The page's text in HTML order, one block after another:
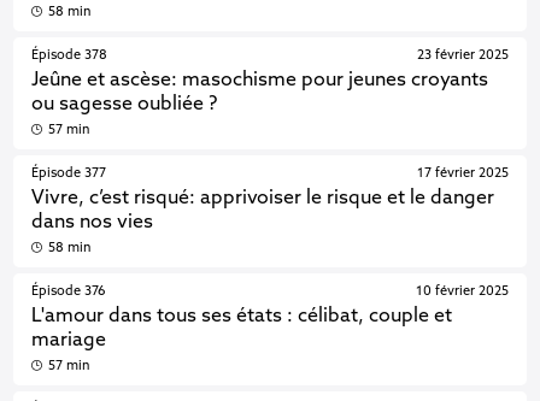
58 min
Épisode 378
Jeûne et ascèse: masochisme pour jeunes croyants
ou sagesse oubliée ?
23 février 2025
57 min
Épisode 377
Vivre, c’est risqué: apprivoiser le risque et le danger
dans nos vies
17 février 2025
58 min
Épisode 376
L'amour dans tous ses états : célibat, couple et
mariage
10 février 2025
57 min